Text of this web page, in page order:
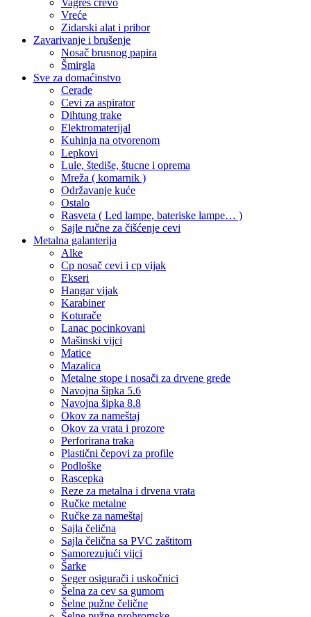
Vagres crevo
Vreće
Zidarski alat i pribor
Zavarivanje i brušenje
Nosač brusnog papira
Šmirgla
Sve za domaćinstvo
Cerade
Cevi za aspirator
Dihtung trake
Elektromaterijal
Kuhinja na otvorenom
Lepkovi
Lule, štediše, štucne i oprema
Mreža ( komarnik )
Održavanje kuće
Ostalo
Rasveta ( Led lampe, bateriske lampe… )
Sajle ručne za čišćenje cevi
Metalna galanterija
Alke
Cp nosač cevi i cp vijak
Ekseri
Hangar vijak
Karabiner
Koturače
Lanac pocinkovani
Mašinski vijci
Matice
Mazalica
Metalne stope i nosači za drvene grede
Navojna šipka 5.6
Navojna šipka 8.8
Okov za nameštaj
Okov za vrata i prozore
Perforirana traka
Plastični čepovi za profile
Podloške
Rascepka
Reze za metalna i drvena vrata
Ručke metalne
Ručke za nameštaj
Sajla čelična
Sajla čelična sa PVC zaštitom
Samorezujući vijci
Šarke
Seger osigurači i uskočnici
Šelna za cev sa gumom
Šelne pužne čelične